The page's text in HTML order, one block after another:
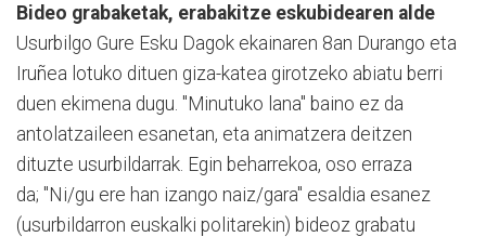
Bideo grabaketak, erabakitze eskubidearen alde
Usurbilgo Gure Esku Dagok ekainaren 8an Durango eta
Iruñea lotuko dituen giza-katea girotzeko abiatu berri
duen ekimena dugu. "Minutuko lana" baino ez da
antolatzaileen esanetan, eta animatzera deitzen
dituzte usurbildarrak. Egin beharrekoa, oso erraza
da; "Ni/gu ere han izango naiz/gara" esaldia esanez
(usurbildarron euskalki politarekin) bideoz grabatu